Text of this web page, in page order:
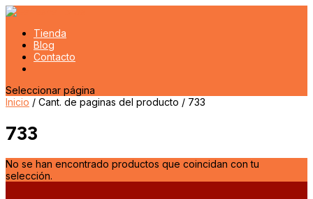
Tienda
Blog
Contacto
Seleccionar página
Inicio / Cant. de paginas del producto / 733
733
No se han encontrado productos que coincidan con tu
selección.